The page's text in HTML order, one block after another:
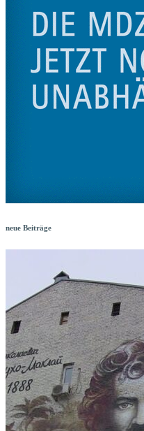
neue Beiträge